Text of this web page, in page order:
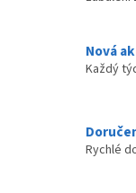
Nová
Každý
Rychlé